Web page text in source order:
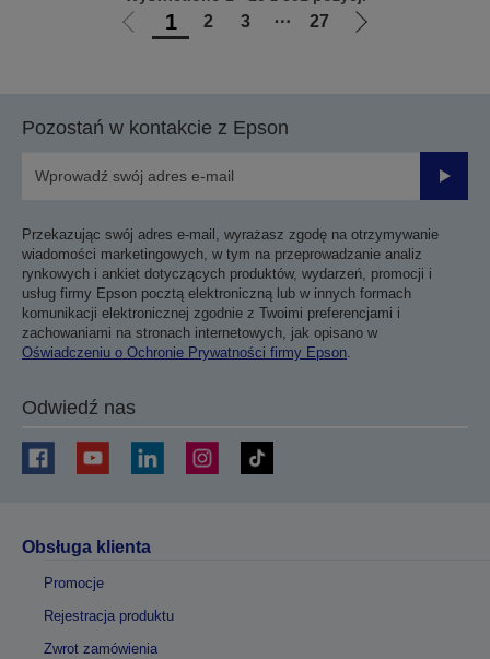
Przejdź
1 2 3 ⋯ 27
Przejdź
Pozostań w kontakcie z Epson
Przekazując swój adres e-mail, wyrażasz zgodę na otrzymywanie
wiadomości marketingowych, w tym na przeprowadzanie analiz
rynkowych i ankiet dotyczących produktów, wydarzeń, promocji i
usług firmy Epson pocztą elektroniczną lub w innych formach
komunikacji elektronicznej zgodnie z Twoimi preferencjami i
zachowaniami na stronach internetowych, jak opisano w
Oświadczeniu o Ochronie Prywatności firmy Epson.
Odwiedź nas
Obsługa klienta
Promocje
Rejestracja produktu
Zwrot zamówienia